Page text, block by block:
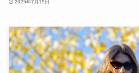
2025年7月15日